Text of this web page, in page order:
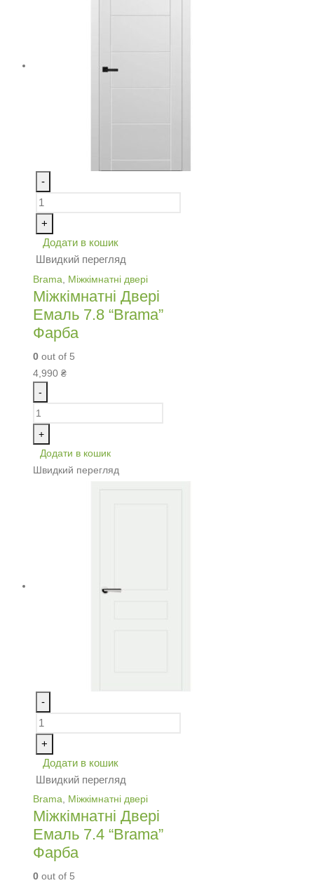
-
+
Додати в кошик
Швидкий перегляд
Brama Міжкімнатні двері
Міжкімнатні Двері
Емаль 7.8 “Brama”
Фарба
0 out of 5
4,990 ₴
-
+
Додати в кошик
Швидкий перегляд
-
+
Додати в кошик
Швидкий перегляд
Brama, Міжкімнатні двері
Міжкімнатні Двері
Емаль 7.4 “Brama”
Фарба
0 out of 5